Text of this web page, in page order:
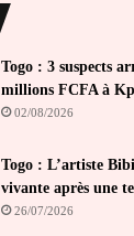
Togo : 3 suspects
millions FCFA à
02/08/2026
Togo : L’artiste
vivante après une
26/07/2026